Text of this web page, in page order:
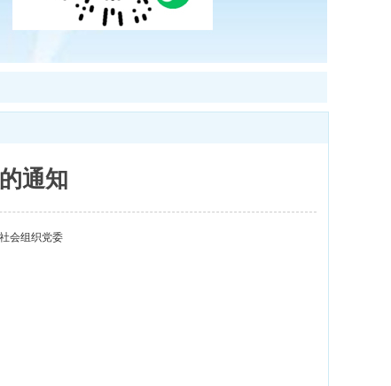
通知
会组织党委